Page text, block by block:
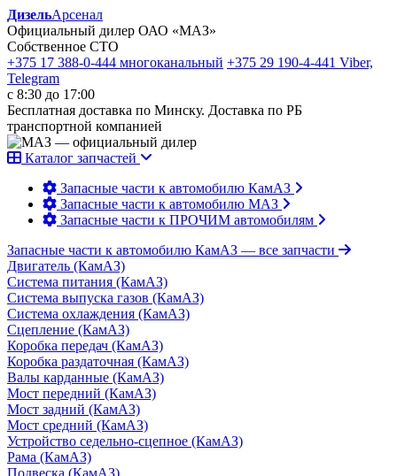
ДизельАрсенал
Официальный дилер ОАО «МАЗ»
Собственное СТО
+375 17 388-0-444 многоканальный +375 29 190-4-441 Viber,
Telegram
с 8:30 до 17:00
Бесплатная доставка по Минску. Доставка по РБ
транспортной компанией
Каталог запчастей
Запасные части к автомобилю КамАЗ
Запасные части к автомобилю МАЗ
Запасные части к ПРОЧИМ автомобилям
Запасные части к автомобилю КамАЗ — все запчасти
Двигатель (КамАЗ)
Система питания (КамАЗ)
Система выпуска газов (КамАЗ)
Система охлаждения (КамАЗ)
Сцепление (КамАЗ)
Коробка передач (КамАЗ)
Коробка раздаточная (КамАЗ)
Валы карданные (КамАЗ)
Мост передний (КамАЗ)
Мост задний (КамАЗ)
Мост средний (КамАЗ)
Устройство седельно-сцепное (КамАЗ)
Рама (КамАЗ)
Подвеска (КамАЗ)